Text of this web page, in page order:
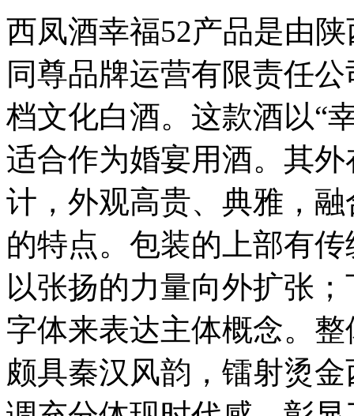
西凤酒幸福52产品是由
同尊品牌运营有限责任
档文化白酒。这款酒以“
适合作为婚宴用酒。其
计，外观高贵、典雅，
的特点。包装的上部有
以张扬的力量向外扩张
字体来表达主体概念。
颇具秦汉风韵，镭射烫